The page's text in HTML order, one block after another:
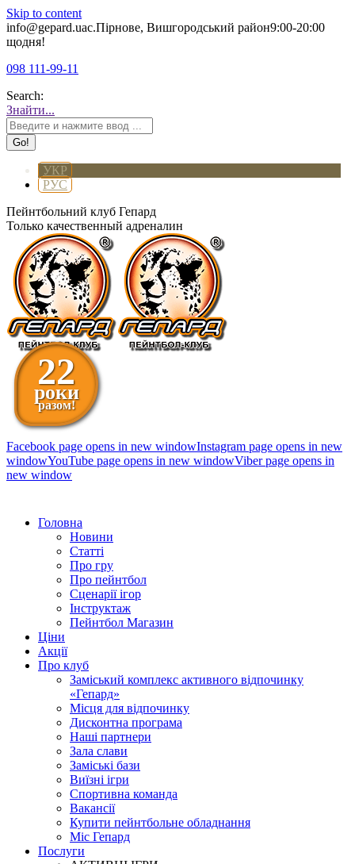
Skip to content
info@gepard.uaс.Пірнове, Вишгородський район9:00-20:00
щодня!
098 111-99-11
Search:
Знайти...
УКР
РУС
Пейнтбольний клуб Гепард
Только качественный адреналин
22
роки
разом!
Facebook page opens in new windowInstagram page opens in new
windowYouTube page opens in new windowViber page opens in
new window
Головна
Новини
Статті
Про гру
Про пейнтбол
Сценарії ігор
Інструктаж
Пейнтбол Магазин
Ціни
Акції
Про клуб
Заміський комплекс активного відпочинку
«Гепард»
Місця для відпочинку
Дисконтна програма
Наші партнери
Зала слави
Заміські бази
Виїзні ігри
Спортивна команда
Вакансії
Купити пейнтбольне обладнання
Міс Гепард
Послуги